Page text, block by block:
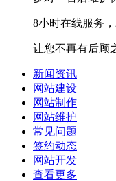
8小时在线服务
让您不再有后顾
新闻资讯
网站建设
网站制作
网站维护
常见问题
签约动态
网站开发
查看更多